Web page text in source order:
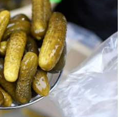
ให้เหลือไม่เกิน 1 รายต่อ
ปี 2563 จึงได้มีการจัดทำ
การค้นหาและรายงานผู้ป่วย
รบถ้วน ตั้งแต่ปี 2555 ซึ่งจาก
พบผู้ป่วยไข้ออกผื่นหรือ
ต 21 ราย (1 มกราคม–18
มาก ได้แก่ นราธิวาส ปัตตานี